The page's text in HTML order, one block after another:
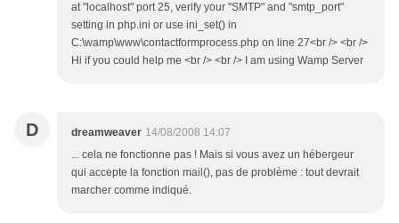
at "localhost" port 25, verify your "SMTP" and "smtp_port"
setting in php.ini or use ini_set() in
C:\wamp\www\contactformprocess.php on line 27<br /> <br />
Hi if you could help me <br /> <br /> I am using Wamp Server
D dreamweaver 14/08/2008 14:07
... cela ne fonctionne pas ! Mais si vous avez un hébergeur
qui accepte la fonction mail(), pas de problème : tout devrait
marcher comme indiqué.